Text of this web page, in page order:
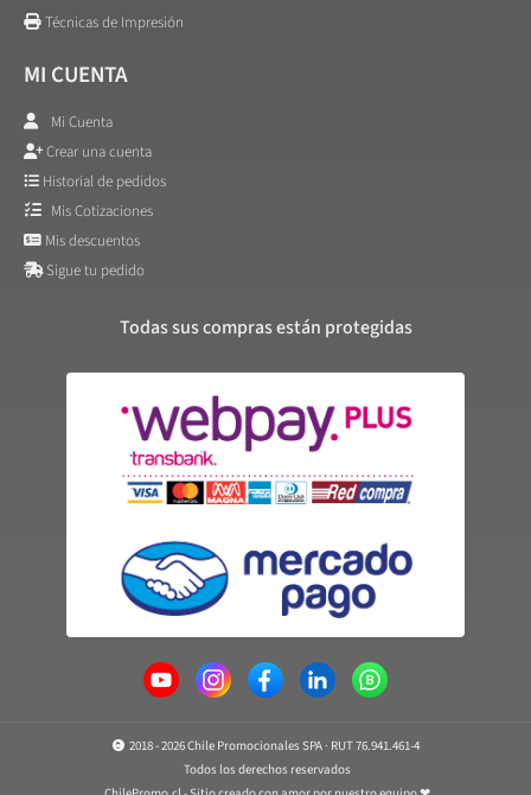
Técnicas de Impresión
MI CUENTA
Mi Cuenta
Crear una cuenta
Historial de pedidos
Mis Cotizaciones
Mis descuentos
Sigue tu pedido
Todas sus compras están protegidas
2018 - 2026 Chile Promocionales SPA · RUT 76.941.461-4
Todos los derechos reservados